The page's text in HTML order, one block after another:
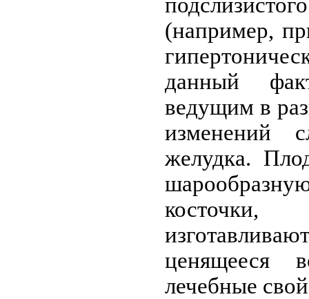
(например,
данный
ведущим в
изменений
желудка.
ценящееся
лечебные